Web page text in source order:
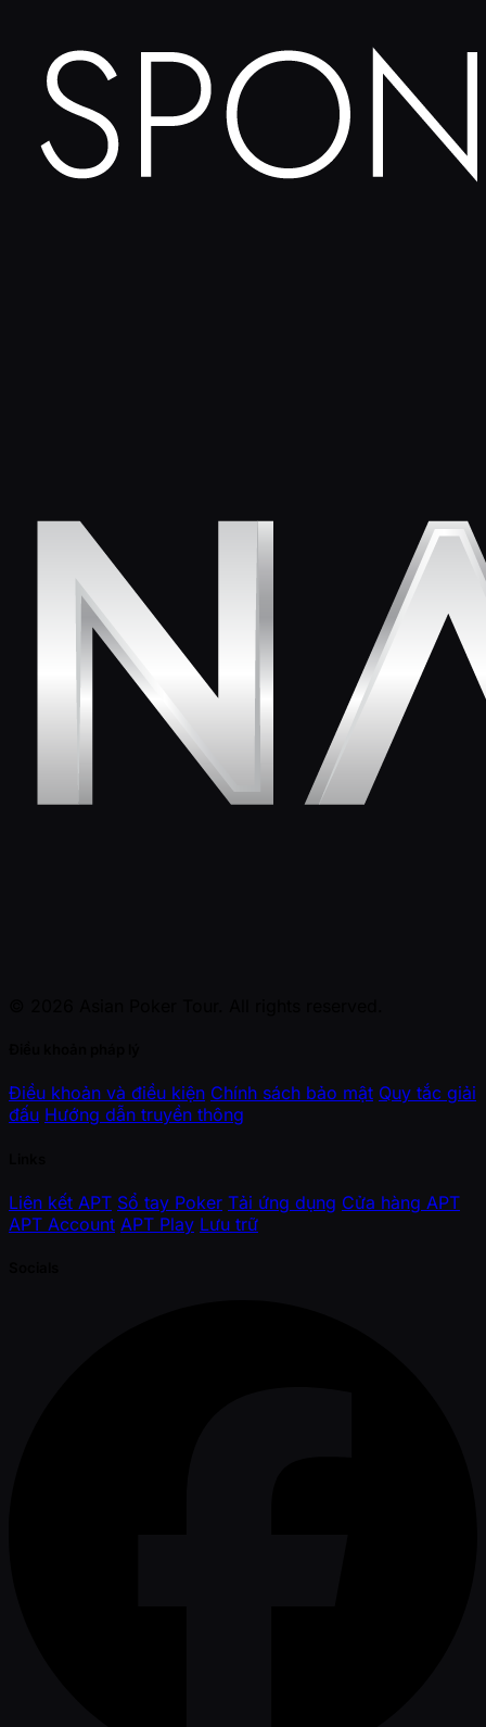
Điều khoản và điều kiện Chính sách bảo mật Quy tắc giải
đấu Hướng dẫn truyền thông
Liên kết APT Sổ tay Poker Tải ứng dụng Cửa hàng APT
APT Account APT Play Lưu trữ